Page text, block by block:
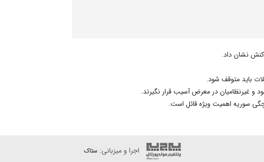
نشان داد.
باید متوقف شود.
و غیرنظامیان در معرض آسیب قرار نگیرند.
سوریه اهمیت ویژه قائل است.
اجرا و میزبانی:ستاک